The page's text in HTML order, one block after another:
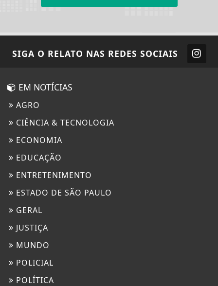
SIGA O RELATO NAS REDES SOCIAIS
EM NOTÍCIAS
AGRO
CIÊNCIA & TECNOLOGIA
ECONOMIA
EDUCAÇÃO
ENTRETENIMENTO
ESTADO DE SÃO PAULO
GERAL
JUSTIÇA
MUNDO
POLICIAL
POLÍTICA